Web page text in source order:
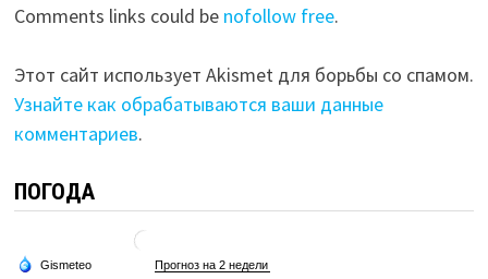
Comments links could be nofollow free.
Этот сайт использует Akismet для борьбы со спамом.
Узнайте как обрабатываются ваши данные
комментариев.
ПОГОДА